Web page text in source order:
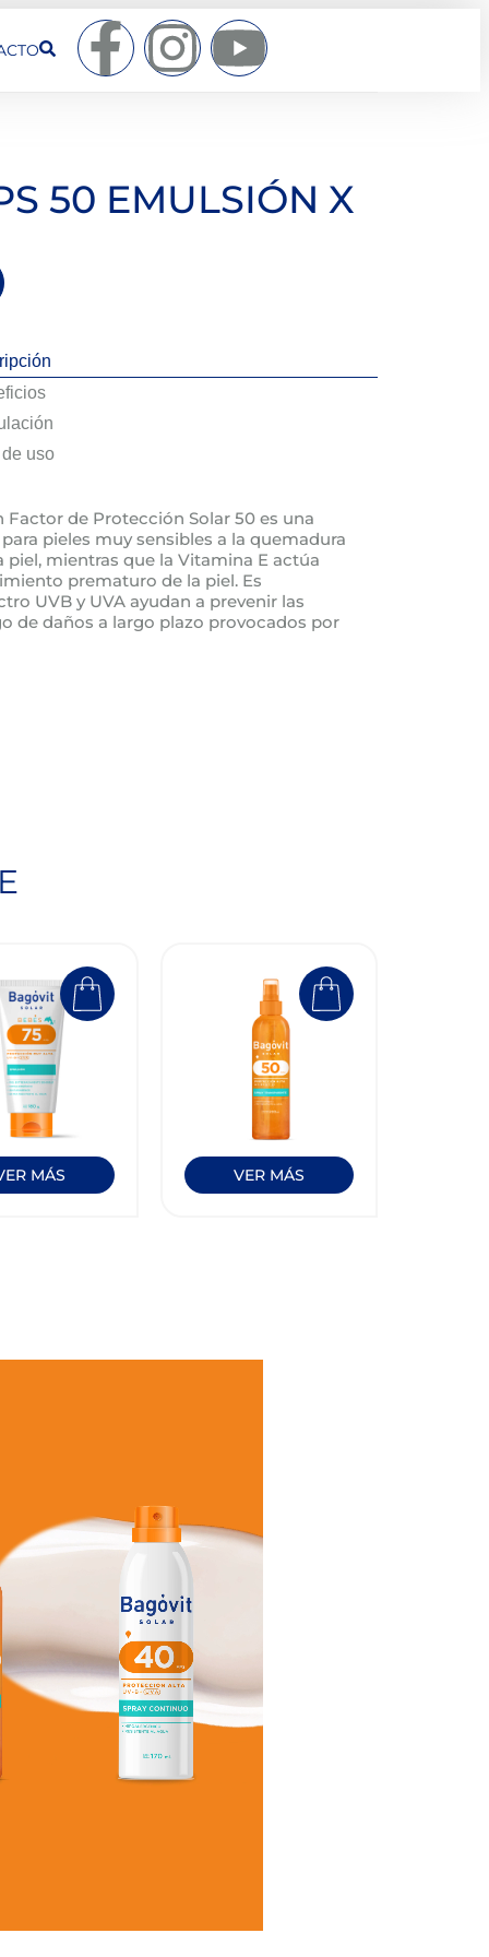
50 EMULSIÓN X
uso
de Protección Solar 50 es una
pieles muy sensibles a la quemadura
mientras que la Vitamina E actúa
prematuro de la piel. Es
UVB y UVA ayudan a prevenir las
de daños a largo plazo provocados por
MÁS VER MÁS